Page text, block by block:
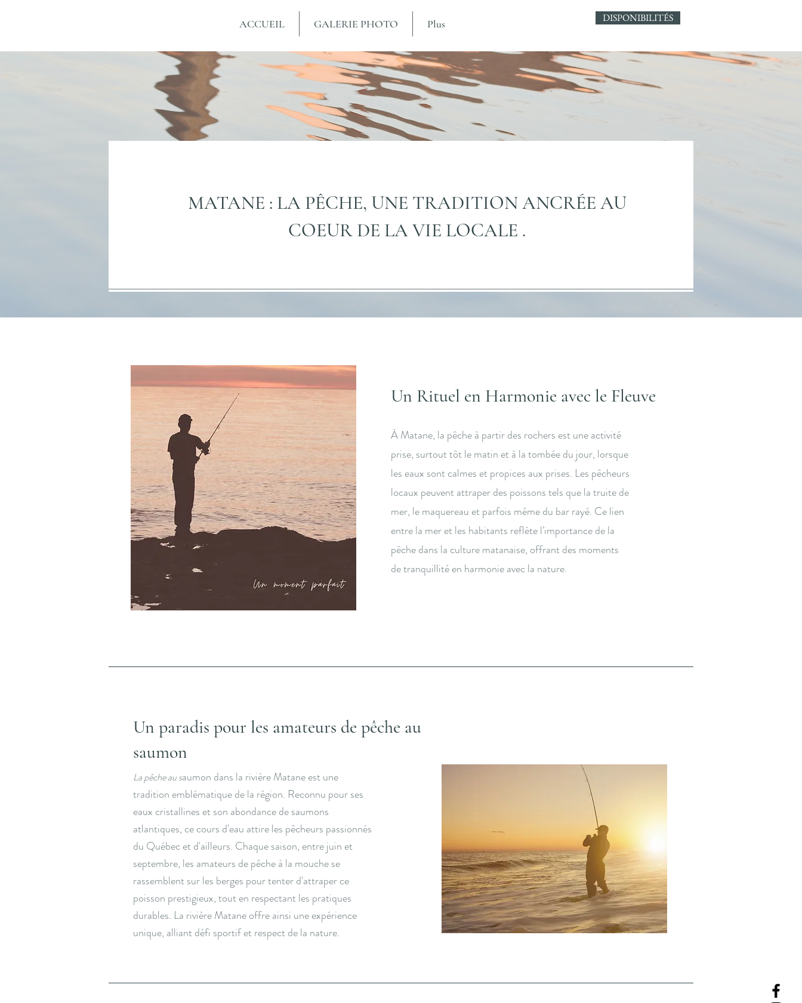
ACCUEIL GALERIE PHOTO Plus DISPONIBILITÉS
MATANE : LA PÊCHE, UNE TRADITION ANCRÉE AU
COEUR DE LA VIE LOCALE .
Un Rituel en Harmonie avec le Fleuve
À Matane, la pêche à partir des rochers est une activité
prise, surtout tôt le matin et à la tombée du jour, lorsque
les eaux sont calmes et propices aux prises. Les pêcheurs
locaux peuvent attraper des poissons tels que la truite de
mer, le maquereau et parfois même du bar rayé. Ce lien
entre la mer et les habitants reflète l'importance de la
pêche dans la culture matanaise, offrant des moments
de tranquillité en harmonie avec la nature.
Un paradis pour les amateurs de pêche au
saumon
La pêche au saumon dans la rivière Matane est une
tradition emblématique de la région. Reconnu pour ses
eaux cristallines et son abondance de saumons
atlantiques, ce cours d'eau attire les pêcheurs passionnés
du Québec et d'ailleurs. Chaque saison, entre juin et
septembre, les amateurs de pêche à la mouche se
rassemblent sur les berges pour tenter d'attraper ce
poisson prestigieux, tout en respectant les pratiques
durables. La rivière Matane offre ainsi une expérience
unique, alliant défi sportif et respect de la nature.